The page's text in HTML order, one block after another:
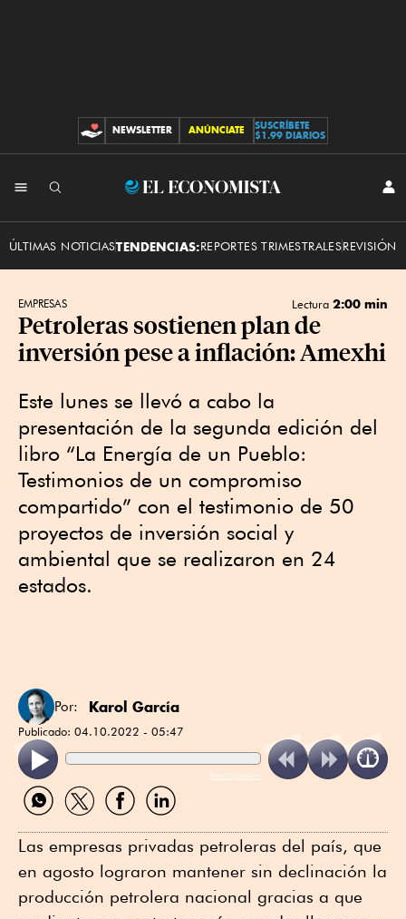
CONTRIBUCIONES
NEWSLETTER ANÚNCIATE
SUSCRÍBETE
$1.99 DIARIOS
El
ÚLTIMAS NOTICIASTENDENCIAS:REPORTES TRIMESTRALESREVISIÓN
EMPRESAS Lectura 2:00 min
Petroleras sostienen plan de
inversión pese a inflación: Amexhi
Este lunes se llevó a cabo la
presentación de la segunda edición del
libro “La Energía de un Pueblo:
Testimonios de un compromiso
compartido” con el testimonio de 50
proyectos de inversión social y
ambiental que se realizaron en 24
estados.
Por: Karol García
Publicado: 04.10.2022 - 05:47
ReadSpeaker
Compartir
por
Compartir
por
Compartir
por
Compartir
por
Las empresas privadas petroleras del país, que
en agosto lograron mantener sin declinación la
producción petrolera nacional gracias a que